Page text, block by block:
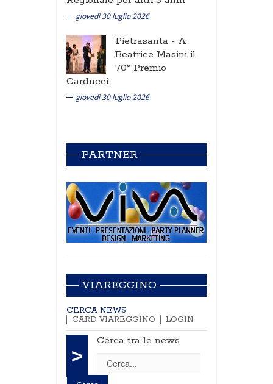
giovedì 30 luglio 2026
Pietrasanta - A
Beatrice Masini il
70° Premio
Carducci
giovedì 30 luglio 2026
PARTNER
VIAREGGINO
CERCA NEWS
CARD VIAREGGINO
LOGIN
>
Cerca tra le news